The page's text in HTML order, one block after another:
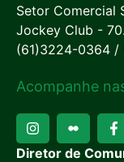
Setor Comercial
Jockey Club -
(61)3224-0364 /
Acompanhe
Diretor de